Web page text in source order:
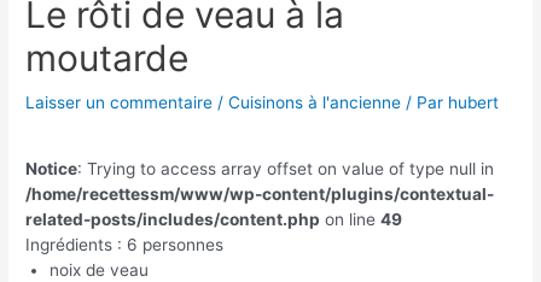
Le rôti de veau à la
moutarde
Laisser un commentaire /Cuisinons à l'ancienne / Par hubert
Notice: Trying to access array offset on value of type null in
/home/recettessm/www/wp-content/plugins/contextual-
related-posts/includes/content.php on line49
Ingrédients : 6 personnes
noix de veau